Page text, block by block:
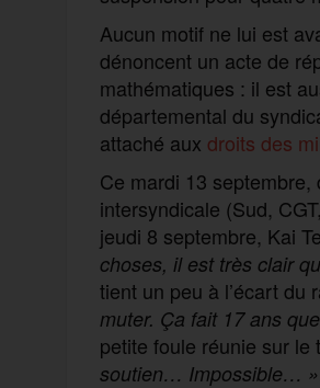
Aucun motif ne lui est
dénoncent un acte de
mathématiques : il est
départemental du
attaché aux droits des
Ce mardi 13
intersyndicale (Sud,
jeudi 8 septembre, Kai
choses, ilest très clair
tient un peu à l’écart du
muter. Ça fait 17 ans
petite foule réunie sur le
soutien… Impossible… »